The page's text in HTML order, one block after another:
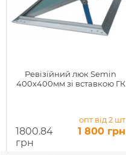
Ревізійний люк Semin
400х400мм зі вставкою ГК
1800.84
грн
опт від 2 шт
1 800 грн